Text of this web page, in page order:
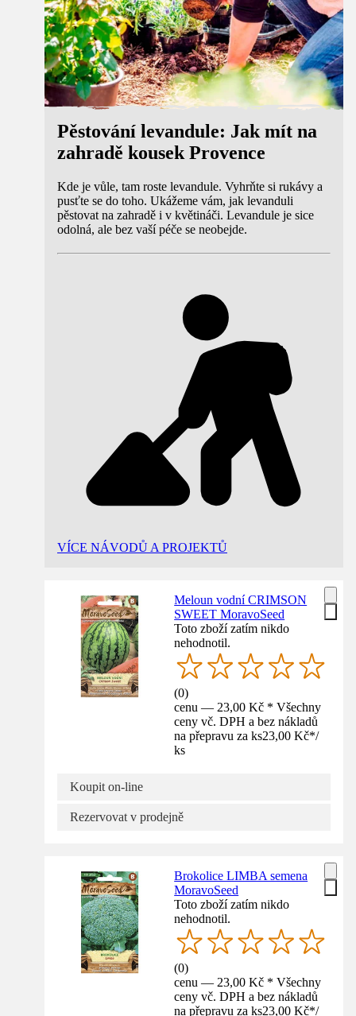
Pěstování levandule: Jak mít na
zahradě kousek Provence
Kde je vůle, tam roste levandule. Vyhrňte si rukávy a
pusťte se do toho. Ukážeme vám, jak levanduli
pěstovat na zahradě i v květináči. Levandule je sice
odolná, ale bez vaší péče se neobejde.
VÍCE NÁVODŮ A PROJEKTŮ
Meloun vodní CRIMSON
SWEET MoravoSeed
Toto zboží zatím nikdo
nehodnotil.
(0)
cenu — 23,00 Kč * Všechny
ceny vč. DPH a bez nákladů
na přepravu za ks23,00 Kč*/
ks
Koupit on-line
Rezervovat v prodejně
Brokolice LIMBA semena
MoravoSeed
Toto zboží zatím nikdo
nehodnotil.
(0)
cenu — 23,00 Kč * Všechny
ceny vč. DPH a bez nákladů
na přepravu za ks23,00 Kč*/